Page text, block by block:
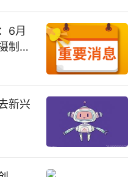
6月
制作
新兴